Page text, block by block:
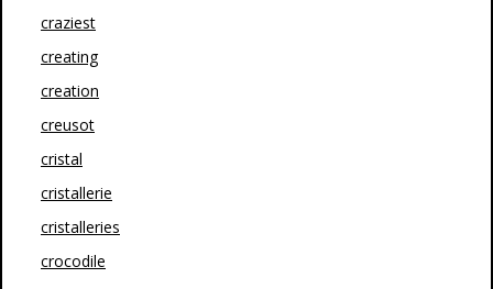
craziest
creating
creation
creusot
cristal
cristallerie
cristalleries
crocodile